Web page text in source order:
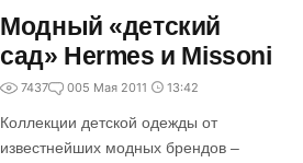
Модный «детский
сад» Hermes и Missoni
7437 005 Мая 2011 13:42
Коллекции детской одежды от
известнейших модных брендов –